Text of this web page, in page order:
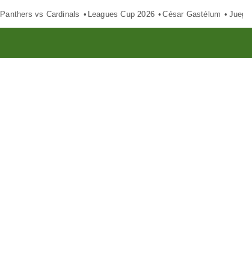
Panthers vs Cardinals Leagues Cup 2026 César Gastélum